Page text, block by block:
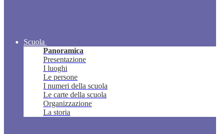
Scuola
Panoramica
Presentazione
I luoghi
Le persone
I numeri della scuola
Le carte della scuola
Organizzazione
La storia